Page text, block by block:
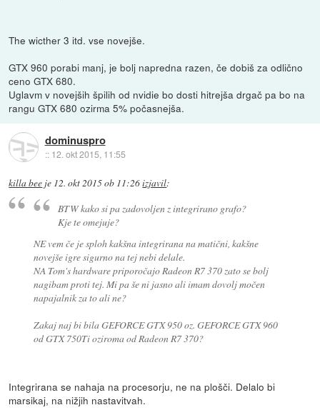
The wicther 3 itd. vse novejše.
GTX 960 porabi manj, je bolj napredna razen, če dobiš za odlično
ceno GTX 680.
Uglavm v novejših špilih od nvidie bo dosti hitrejša drgač pa bo na
rangu GTX 680 ozirma 5% počasnejša.
dominuspro
:: 12. okt 2015, 11:55
killa bee je 12. okt 2015 ob 11:26izjavil:
BTW kako si pa zadovoljen z integrirano grafo?
Kje te omejuje?
NE vem če je sploh kakšna integrirana na matični, kakšne
novejše igre sigurno na tej nebi delale.
NA Tom's hardware priporočajo Radeon R7 370 zato se bolj
nagibam proti tej. Mi pa še ni jasno ali imam dovolj močen
napajalnik za to ali ne?
Zakaj naj bi bila GEFORCE GTX 950 oz. GEFORCE GTX 960
od GTX 750Ti oziroma od Radeon R7 370?
Integrirana se nahaja na procesorju, ne na plošči. Delalo bi
marsikaj, na nižjih nastavitvah.